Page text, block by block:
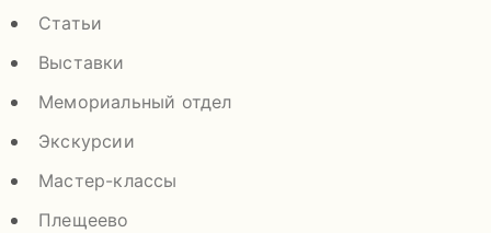
Статьи
Выставки
Мемориальный отдел
Экскурсии
Мастер-классы
Плещеево